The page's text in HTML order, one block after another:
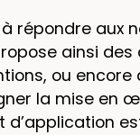
répondre aux
ainsi
ou
la mise en